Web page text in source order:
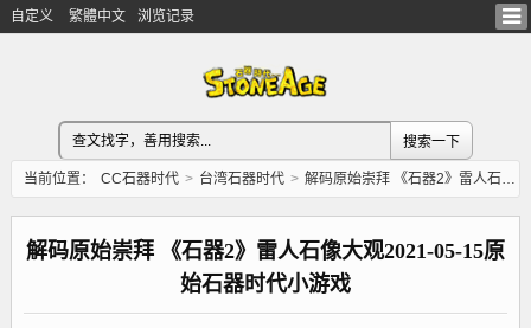
自定义 繁體中文 浏览记录
当前位置： CC石器时代 > 台湾石器时代 > 解码原始崇拜 《石器2》雷人石像大观2021-05-15原始石器时代小游戏
解码原始崇拜 《石器2》雷人石像大观2021-05-15原
始石器时代小游戏